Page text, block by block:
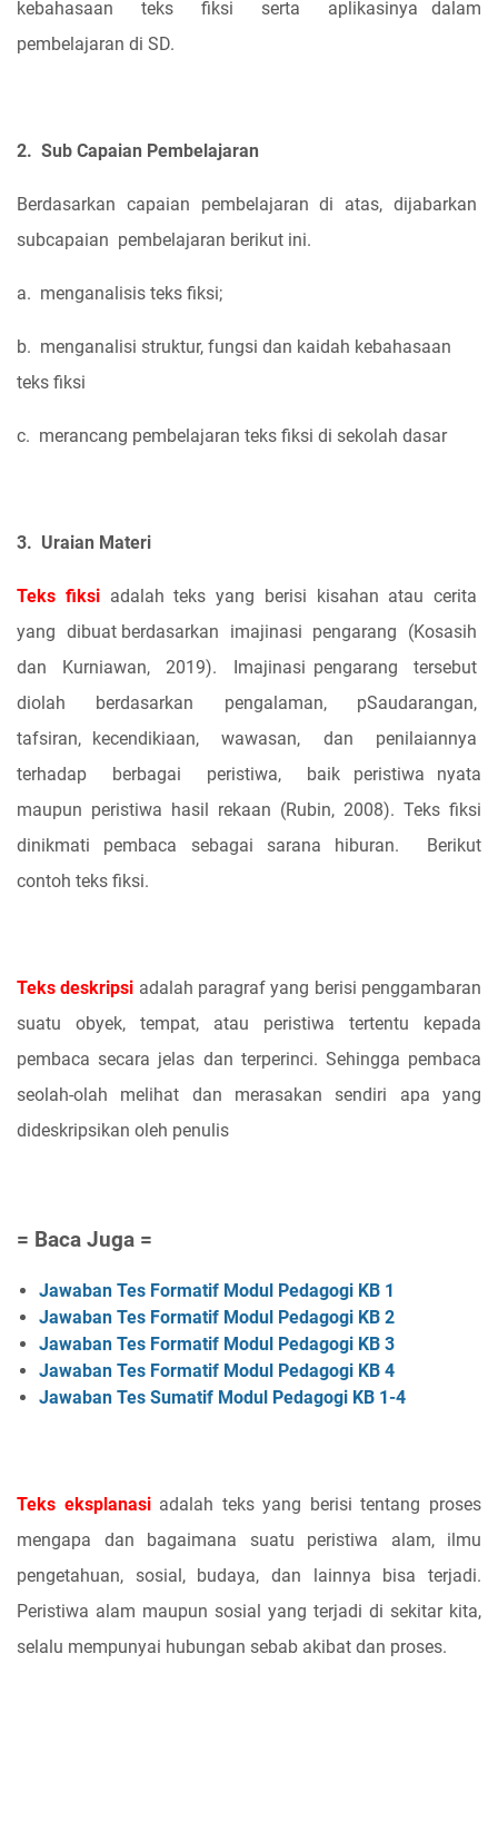
kebahasaan
teks fiksi serta
aplikasinya dalam
pembelajaran di SD.
2. Sub Capaian Pembelajaran
Berdasarkan capaian pembelajaran di atas, dijabarkan
subcapaian pembelajaran berikut ini.
a. menganalisis teks fiksi;
b. menganalisi struktur, fungsi dan kaidah kebahasaan
teks fiksi
c. merancang pembelajaran teks fiksi di sekolah dasar
3. Uraian Materi
Teks fiksi adalah teks yang berisi kisahan atau cerita
yang dibuat berdasarkan imajinasi pengarang
(Kosasih
dan
Kurniawan, 2019). Imajinasi pengarang
tersebut
diolah
berdasarkan pengalaman,
pSaudarangan,
tafsiran, kecendikiaan,
wawasan, dan
penilaiannya
terhadap
berbagai peristiwa,
baik peristiwa nyata
maupun peristiwa hasil rekaan (Rubin, 2008). Teks fiksi
dinikmati pembaca sebagai sarana hiburan.
Berikut
contoh teks fiksi.
Teks deskripsi adalah paragraf yang berisi penggambaran
suatu obyek, tempat, atau peristiwa tertentu kepada
pembaca secara jelas dan terperinci. Sehingga pembaca
seolah-olah melihat dan merasakan sendiri apa yang
dideskripsikan oleh penulis
= Baca Juga =
Jawaban Tes Formatif Modul Pedagogi KB 1
Jawaban Tes Formatif Modul Pedagogi KB 2
Jawaban Tes Formatif Modul Pedagogi KB 3
Jawaban Tes Formatif Modul Pedagogi KB 4
Jawaban Tes Sumatif Modul Pedagogi KB 1-4
Teks eksplanasi adalah teks yang berisi tentang proses
mengapa dan bagaimana suatu peristiwa alam, ilmu
pengetahuan, sosial, budaya, dan lainnya bisa terjadi.
Peristiwa alam maupun sosial yang terjadi di sekitar kita,
selalu mempunyai hubungan sebab akibat dan proses.